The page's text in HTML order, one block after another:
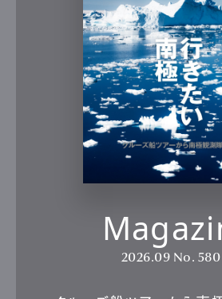
2026.09 No. 580